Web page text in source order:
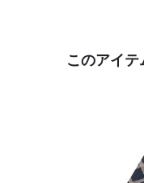
このアイ